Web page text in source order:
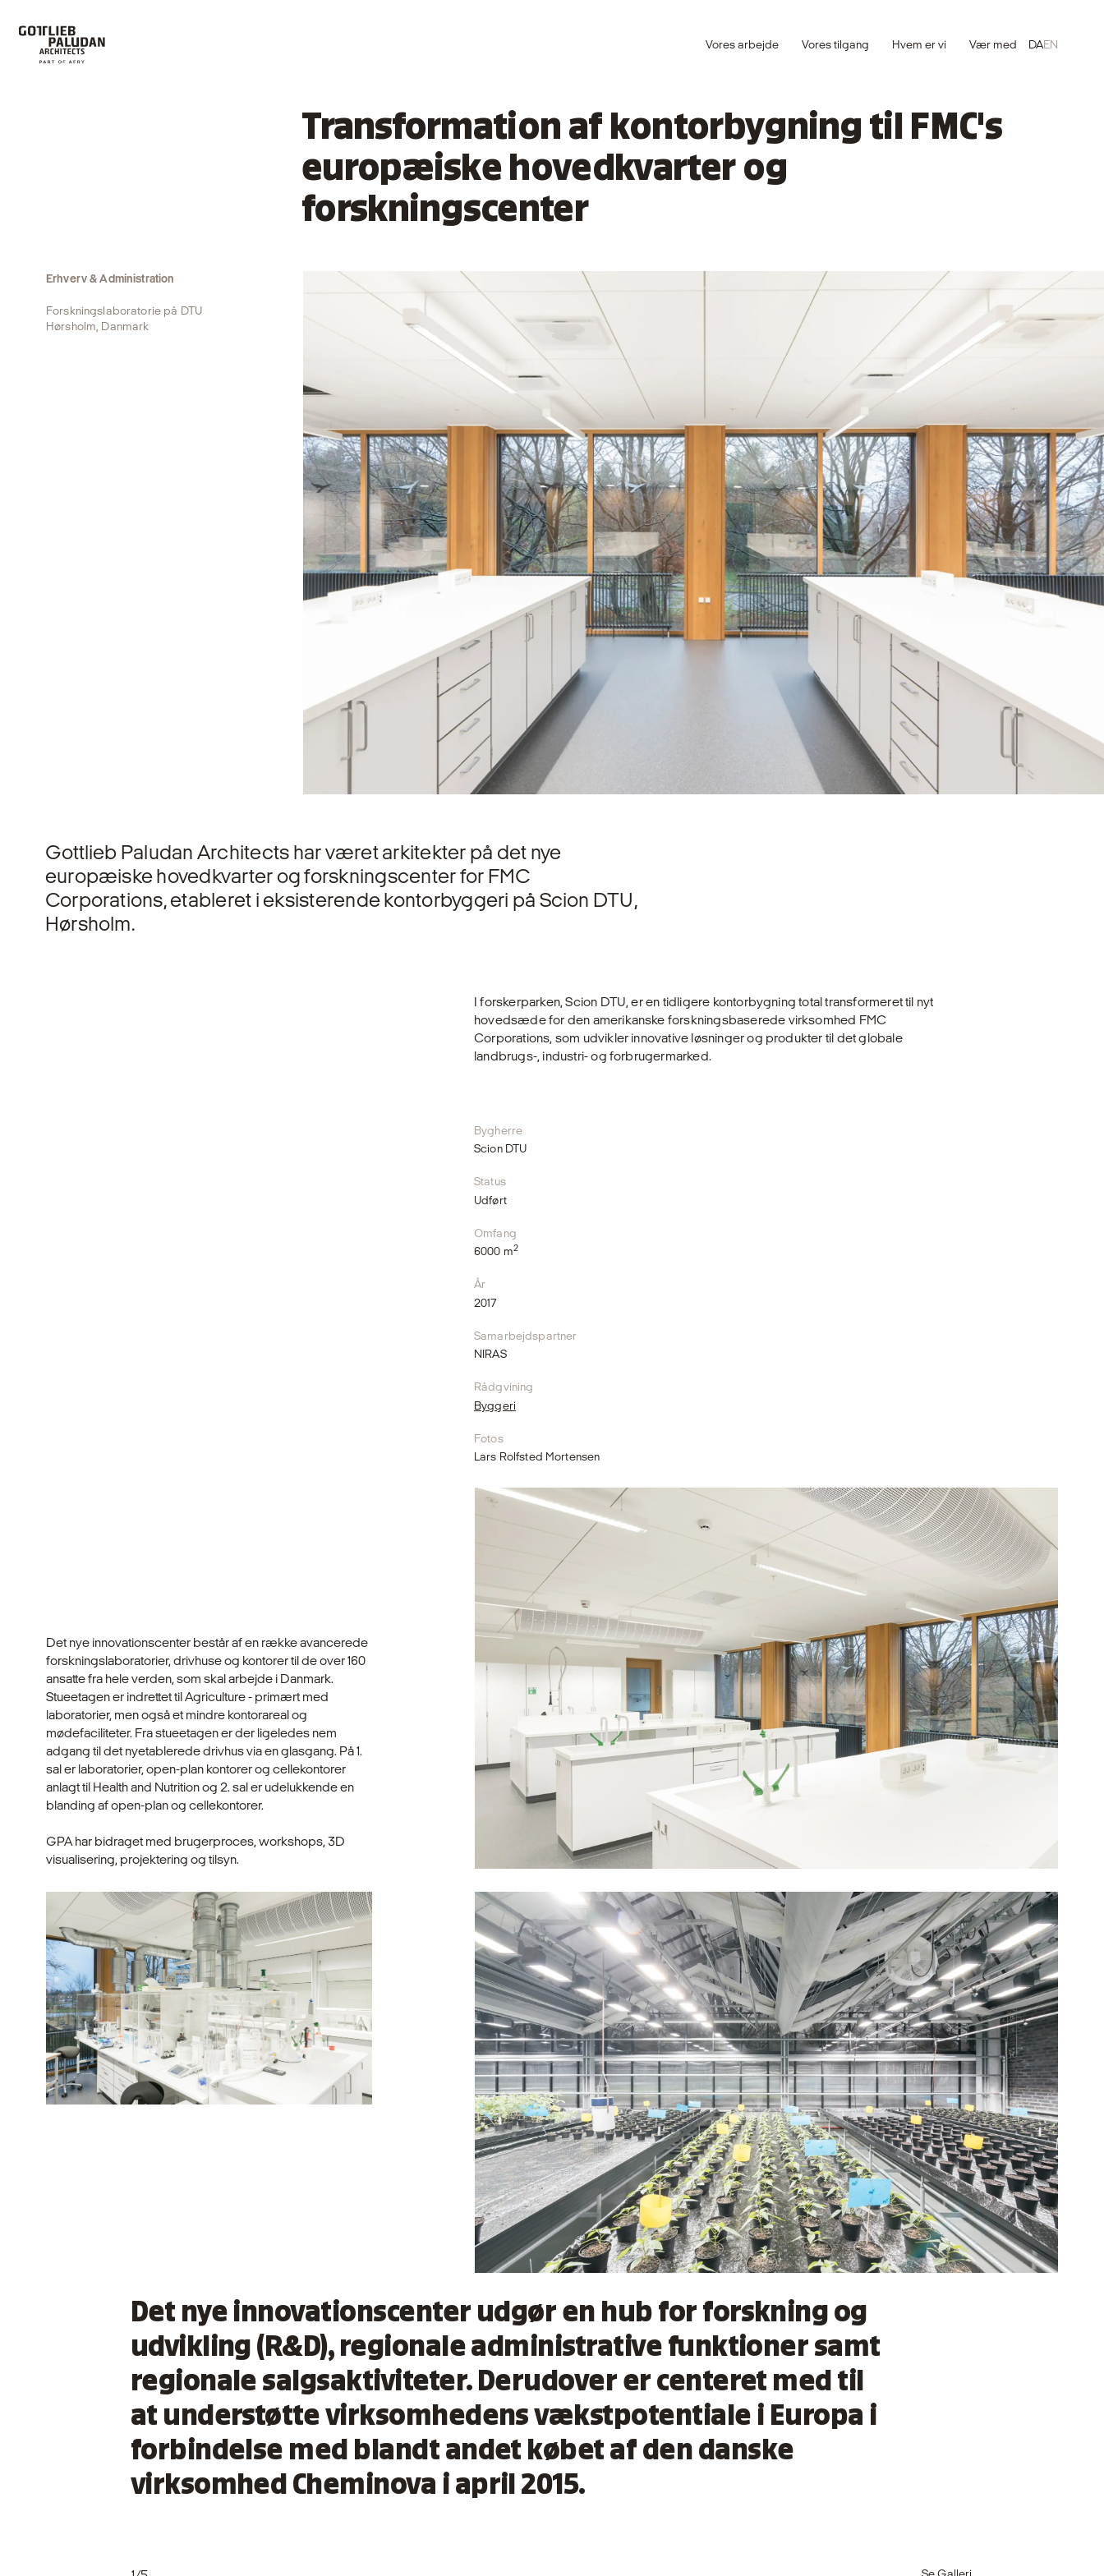
Vores arbejde Vores tilgang Hvem er vi Vær med DAEN
Transformation af kontorbygning til FMC's
europæiske hovedkvarter og
forskningscenter
Erhverv & Administration
Forskningslaboratorie på DTU
Hørsholm, Danmark
Gottlieb Paludan Architects har været arkitekter på det nye
europæiske hovedkvarter og forskningscenter for FMC
Corporations, etableret i eksisterende kontorbyggeri på Scion DTU,
Hørsholm.
I forskerparken, Scion DTU, er en tidligere kontorbygning total transformeret til nyt
hovedsæde for den amerikanske forskningsbaserede virksomhed FMC
Corporations, som udvikler innovative løsninger og produkter til det globale
landbrugs-, industri- og forbrugermarked.
Bygherre
Scion DTU
Status
Udført
Omfang
6000 m2
År
2017
Samarbejdspartner
NIRAS
Rådgvining
Byggeri
Fotos
Lars Rolfsted Mortensen
Det nye innovationscenter består af en række avancerede
forskningslaboratorier, drivhuse og kontorer til de over 160
ansatte fra hele verden, som skal arbejde i Danmark.
Stueetagen er indrettet til Agriculture - primært med
laboratorier, men også et mindre kontorareal og
mødefaciliteter. Fra stueetagen er der ligeledes nem
adgang til det nyetablerede drivhus via en glasgang. På 1.
sal er laboratorier, open-plan kontorer og cellekontorer
anlagt til Health and Nutrition og 2. sal er udelukkende en
blanding af open-plan og cellekontorer.
GPA har bidraget med brugerproces, workshops, 3D
visualisering, projektering og tilsyn.
Det nye innovationscenter udgør en hub for forskning og
udvikling (R&D), regionale administrative funktioner samt
regionale salgsaktiviteter. Derudover er centeret med til
at understøtte virksomhedens vækstpotentiale i Europa i
forbindelse med blandt andet købet af den danske
virksomhed Cheminova i april 2015.